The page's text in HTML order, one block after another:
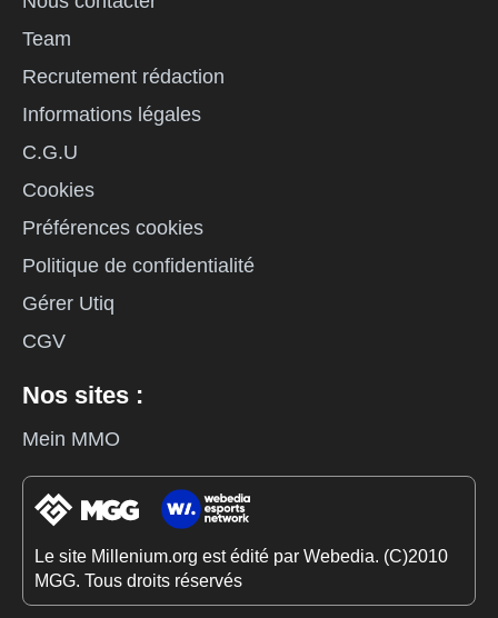
Team
Recrutement rédaction
Informations légales
C.G.U
Cookies
Préférences cookies
Politique de confidentialité
Gérer Utiq
CGV
Nos sites :
Mein MMO
Le site Millenium.org est édité par Webedia. (C)2010
MGG. Tous droits réservés